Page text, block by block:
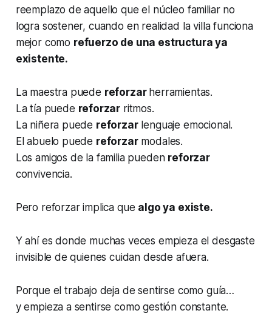
reemplazo de aquello que el núcleo familiar no
logra sostener, cuando en realidad la villa funciona
mejor como refuerzo de una estructura ya
existente.
La maestra puede reforzar herramientas.
La tía puede reforzar ritmos.
La niñera puede reforzarlenguaje emocional.
El abuelo puede reforzarmodales.
Los amigos de la familia pueden reforzar
convivencia.
Pero reforzar implica que algo ya existe.
Y ahí es donde muchas veces empieza el desgaste
invisible de quienes cuidan desde afuera.
Porque el trabajo deja de sentirse como guía…
y empieza a sentirse como gestión constante.